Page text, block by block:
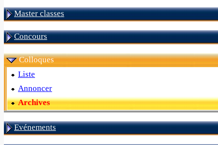
Master classes
Concours
Colloques
Liste
Annoncer
Archives
Evénements